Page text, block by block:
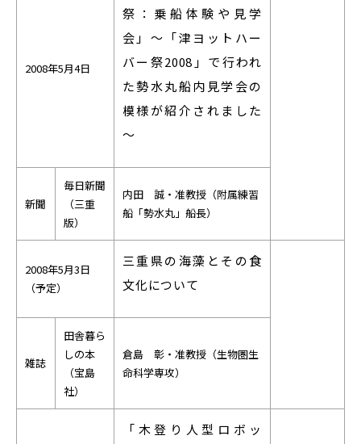
2008年5月4日
祭：乗船体験や見学
会」～「津ヨットハー
バー祭2008」で行われ
た勢水丸船内見学会の
模様が紹介されました
～
新聞
毎日新聞
（三重
版）
内田 誠・准教授（附属練習
船「勢水丸」船長）
2008年5月3日
（予定）
三重県の海藻とその食
文化について
雑誌
田舎暮ら
しの本
（宝島
社）
倉島 彰・准教授（生物圏生
命科学専攻）
「木登り人型ロボッ